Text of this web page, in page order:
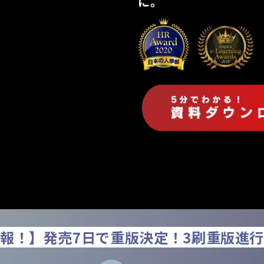
！】発売7日で重版決定！3刷重版進